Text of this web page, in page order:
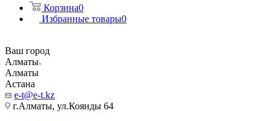
Корзина0
Избранные товары0
Ваш город
Алматы
Алматы
Астана
e-t@e-t.kz
г.Алматы, ул.Коянды 64